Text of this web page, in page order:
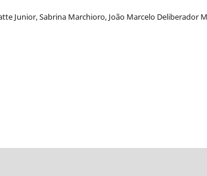
Junior, Sabrina Marchioro, João Marcelo Deliberador